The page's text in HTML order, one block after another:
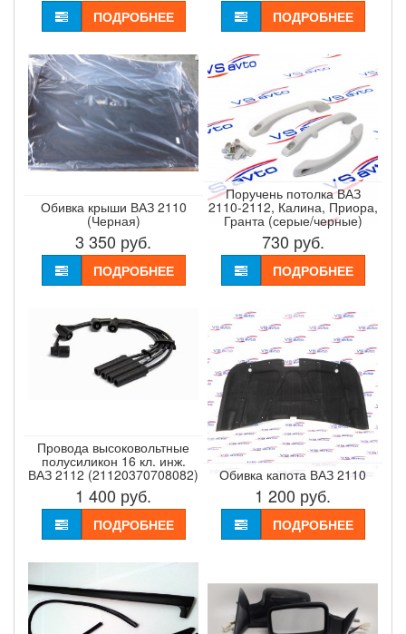
ПОДРОБНЕЕ ПОДРОБНЕЕ
Обивка крыши ВАЗ 2110
(Черная)
3 350 руб.
ПОДРОБНЕЕ
Поручень потолка ВАЗ
2110-2112, Калина, Приора,
Гранта (серые/черные)
730 руб.
ПОДРОБНЕЕ
Провода высоковольтные
полусиликон 16 кл. инж.
ВАЗ 2112 (21120370708082)
1 400 руб.
ПОДРОБНЕЕ
Обивка капота ВАЗ 2110
1 200 руб.
ПОДРОБНЕЕ